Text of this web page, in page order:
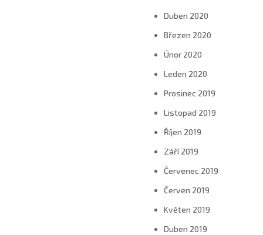
Duben 2020
Březen 2020
Únor 2020
Leden 2020
Prosinec 2019
Listopad 2019
Říjen 2019
Září 2019
Červenec 2019
Červen 2019
Květen 2019
Duben 2019